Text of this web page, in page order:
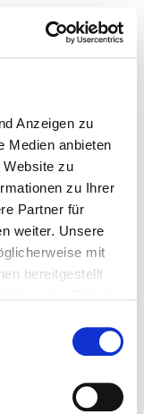
Anzeigen zu
Medien anbieten
Website zu
zu Ihrer
Partner für
weiter. Unsere
mit
bereitgestellt